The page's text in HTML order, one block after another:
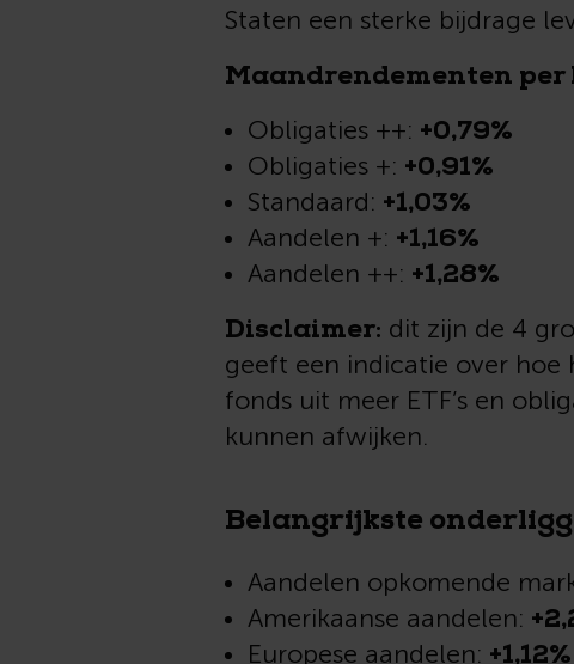
Staten een sterke bijdrage
Maandrendementen per
Obligaties ++: +0,79%
Obligaties +: +0,91%
Standaard: +1,03%
Aandelen +: +1,16%
Aandelen ++: +1,28%
Disclaimer: dit zijn de 4
geeft een indicatie over hoe
fonds uit meer ETF’s en
kunnen afwijken.
Belangrijkste
Aandelen opkomende
Amerikaanse aandelen:
Europese aandelen: +1,12%